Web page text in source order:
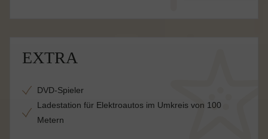
EXTRA
DVD-Spieler
Ladestation für Elektroautos im Umkreis von 100
Metern